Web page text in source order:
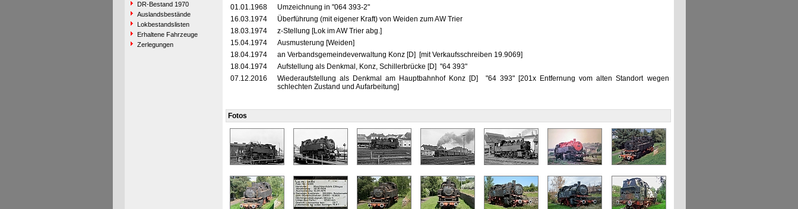
DR-Bestand 1970
Auslandsbestände
Lokbestandslisten
Erhaltene Fahrzeuge
Zerlegungen
01.01.1968
Umzeichnung in "064 393-2"
16.03.1974
Überführung (mit eigener Kraft) von Weiden zum AW Trier
18.03.1974
z-Stellung [Lok im AW Trier abg.]
15.04.1974
Ausmusterung [Weiden]
18.04.1974
an Verbandsgemeindeverwaltung Konz [D] [mit Verkaufsschreiben 19.9069]
18.04.1974
Aufstellung als Denkmal, Konz, Schillerbrücke [D] "64 393"
07.12.2016
Wiederaufstellung als Denkmal am Hauptbahnhof Konz [D] "64 393" [201x Entfernung vom alten Standort wegen
schlechten Zustand und Aufarbeitung]
Fotos